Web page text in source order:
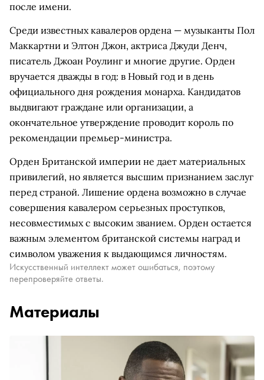
после имени.
Среди известных кавалеров ордена — музыканты Пол
Маккартни и Элтон Джон, актриса Джуди Денч,
писатель Джоан Роулинг и многие другие. Орден
вручается дважды в год: в Новый год и в день
официального дня рождения монарха. Кандидатов
выдвигают граждане или организации, а
окончательное утверждение проводит король по
рекомендации премьер-министра.
Орден Британской империи не дает материальных
привилегий, но является высшим признанием заслуг
перед страной. Лишение ордена возможно в случае
совершения кавалером серьезных проступков,
несовместимых с высоким званием. Орден остается
важным элементом британской системы наград и
символом уважения к выдающимся личностям.
Искусственный интеллект может ошибаться, поэтому
перепроверяйте ответы.
Материалы